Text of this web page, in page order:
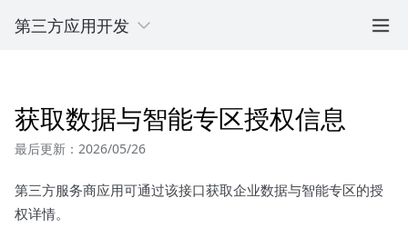
第三方应用开发
获取数据与智能专区授权信息
最后更新：2026/05/26
第三方服务商应用可通过该接口获取企业数据与智能专区的授
权详情。